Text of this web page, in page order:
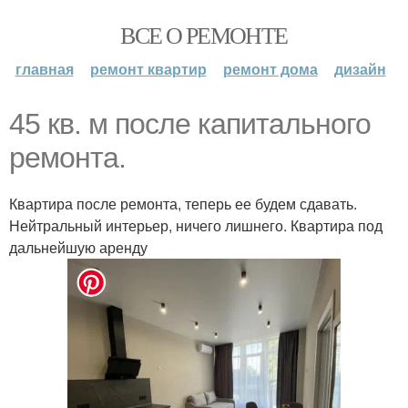
ВСЕ О РЕМОНТЕ
главная ремонт квартир ремонт дома дизайн
45 кв. м после капитального
ремонта.
Квартира после ремонта, теперь ее будем сдавать.
Нейтральный интерьер, ничего лишнего. Квартира под
дальнейшую аренду